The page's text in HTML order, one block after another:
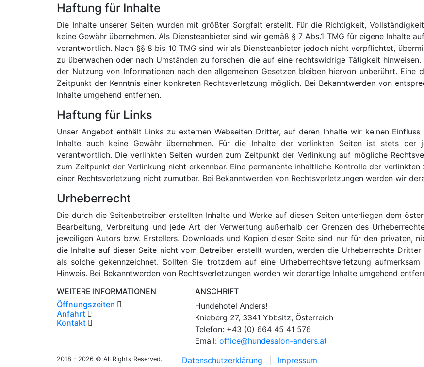
Haftung für Inhalte
Die Inhalte unserer Seiten wurden mit größter Sorgfalt erstellt. Für die Richtigkeit,
keine Gewähr übernehmen. Als Diensteanbieter sind wir gemäß § 7 Abs.1 TMG für eigene Inhalte
verantwortlich. Nach §§ 8 bis 10 TMG sind wir als Diensteanbieter jedoch nicht verpflichtet,
zu überwachen oder nach Umständen zu forschen, die auf eine rechtswidrige Tätigkeit
der Nutzung von Informationen nach den allgemeinen Gesetzen bleiben hiervon unberührt.
Zeitpunkt der Kenntnis einer konkreten Rechtsverletzung möglich. Bei Bekanntwerden von
Inhalte umgehend entfernen.
Haftung für Links
Unser Angebot enthält Links zu externen Webseiten Dritter, auf deren Inhalte wir keinen
Inhalte auch keine Gewähr übernehmen. Für die Inhalte der verlinkten Seiten ist stets der
verantwortlich. Die verlinkten Seiten wurden zum Zeitpunkt der Verlinkung auf mögliche
zum Zeitpunkt der Verlinkung nicht erkennbar. Eine permanente inhaltliche Kontrolle der
einer Rechtsverletzung nicht zumutbar. Bei Bekanntwerden von Rechtsverletzungen werden wir
Urheberrecht
Die durch die Seitenbetreiber erstellten Inhalte und Werke auf diesen Seiten unterliegen dem
Bearbeitung, Verbreitung und jede Art der Verwertung außerhalb der Grenzen des
jeweiligen Autors bzw. Erstellers. Downloads und Kopien dieser Seite sind nur für den privaten,
die Inhalte auf dieser Seite nicht vom Betreiber erstellt wurden, werden die Urheberrechte
als solche gekennzeichnet. Sollten Sie trotzdem auf eine Urheberrechtsverletzung
Hinweis. Bei Bekanntwerden von Rechtsverletzungen werden wir derartige Inhalte umgehend
WEITERE INFORMATIONEN
Öffnungszeiten
Anfahrt
Kontakt
ANSCHRIFT
Hundehotel Anders!
Knieberg 27, 3341 Ybbsitz, Österreich
Telefon: +43 (0) 664 45 41 576
Email: office@hundesalon-anders.at
2018 - 2026 © All Rights Reserved. Datenschutzerklärung Impressum